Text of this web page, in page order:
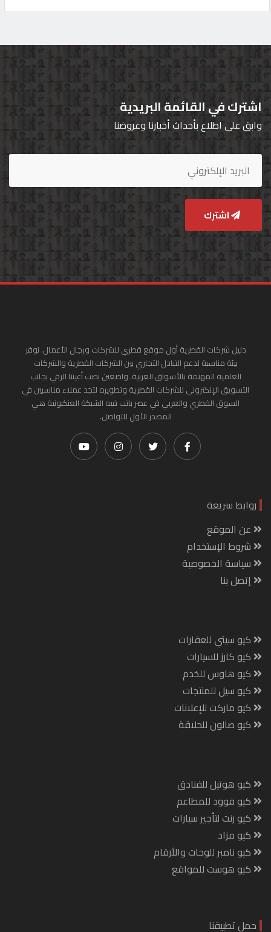
اشترك في القائمة البريدية
وابق على اطلاع بأحداث أخبارنا وعروضنا
اشترك
دليل شركات القطرية أول موقع قطري للشركات ورجال الأعمال. نوفر
بيئة مناسبة لدعم التبادل التجاري بين الشركات القطرية والشركات
العامية المهتمة بالأسواق العربية. واضعين نصب أعيننا الرقي بجانب
التسويق الإلكتروني للشركات القطرية وتطويره لتجد عملاء مناسبين في
السوق القطري والعربي في عصر باتت فيه الشبكة العنكبونية هي
المصدر الأول للتواصل.
روابط سريعة
عن الموقع
شروط الإستخدام
سياسة الخصوصية
إتصل بنا
كيو سيتي للعقارات
كيو كارز للسيارات
كيو هاوس للخدم
كيو سيل للمنتجات
كيو ماركت للإعلانات
كيو صالون للحلاقة
كيو هوتيل للفنادق
كيو فوود للمطاعم
كيو رنت لتأجير سيارات
كيو مزاد
كيو نامبر للوحات والأرقام
كيو هوست للمواقع
حمل تطبيقنا